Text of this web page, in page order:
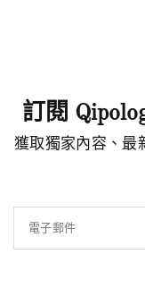
訂閱
獲取獨家內容、最
電子郵件